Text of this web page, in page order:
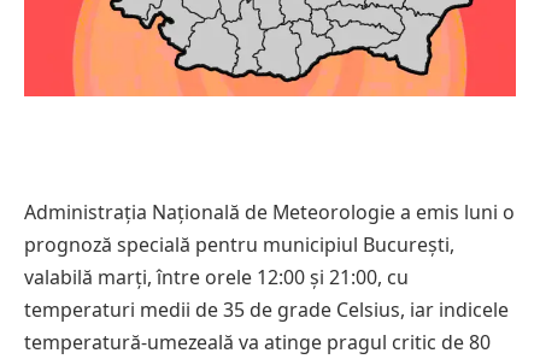
Administrația Națională de Meteorologie a emis luni o
prognoză specială pentru municipiul București,
valabilă marți, între orele 12:00 și 21:00, cu
temperaturi medii de 35 de grade Celsius, iar indicele
temperatură-umezeală va atinge pragul critic de 80